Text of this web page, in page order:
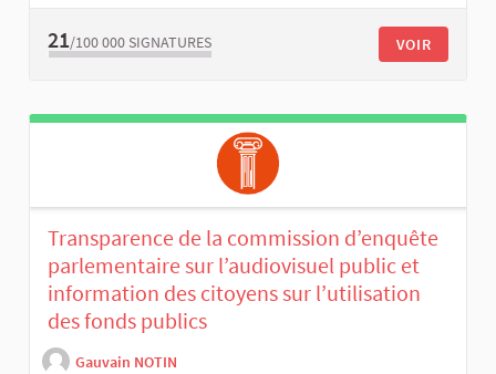
21/100 000 SIGNATURES VOIR
Transparence de la commission d’enquête
parlementaire sur l’audiovisuel public et
information des citoyens sur l’utilisation
des fonds publics
Gauvain NOTIN